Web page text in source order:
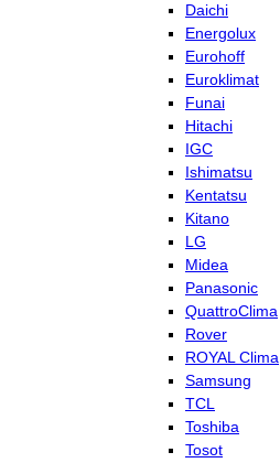
Daichi
Energolux
Eurohoff
Euroklimat
Funai
Hitachi
IGC
Ishimatsu
Kentatsu
Kitano
LG
Midea
Panasonic
QuattroClima
Rover
ROYAL Clima
Samsung
TCL
Toshiba
Tosot